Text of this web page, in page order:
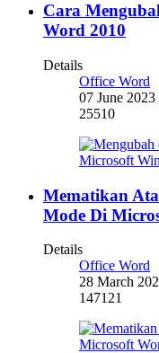
Cara
Word 2010
Details
Office Word
07 June 2023
25510
Mematikan
Mode Di
Details
Office Word
28 March
147121